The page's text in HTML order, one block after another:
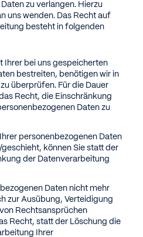
zu verlangen. Hierzu
uns wenden. Das Recht auf
besteht in folgenden
Ihrer bei uns gespeicherten
bestreiten, benötigen wir in
überprüfen. Für die Dauer
Recht, die Einschränkung
Daten zu
personenbezogenen Daten
können Sie statt der
der Datenverarbeitung
Daten nicht mehr
zur Ausübung, Verteidigung
Rechtsansprüchen
Recht, statt der Löschung die
Ihrer